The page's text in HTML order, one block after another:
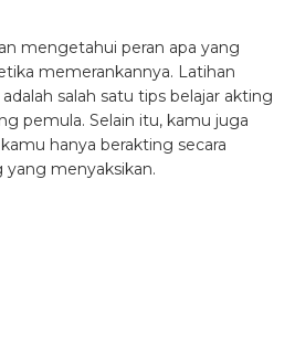
mengetahui peran apa yang
memerankannya. Latihan
salah satu tips belajar akting
pemula. Selain itu, kamu juga
hanya berakting secara
yang menyaksikan.